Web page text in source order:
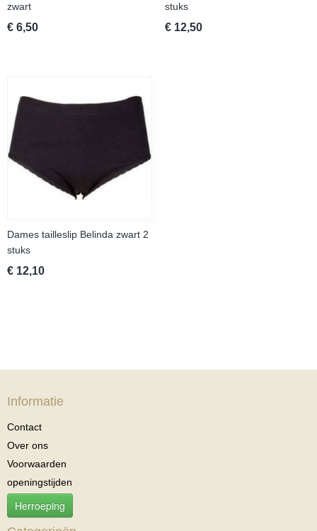
zwart
€ 6,50
stuks
€ 12,50
Dames tailleslip Belinda zwart 2
stuks
€ 12,10
Informatie
Contact
Over ons
Voorwaarden
openingstijden
Herroeping